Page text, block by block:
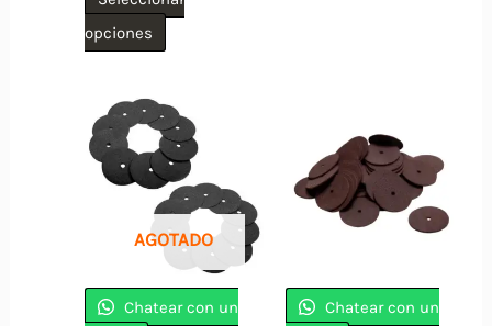
opciones
múltiples
variantes.
Las
opciones
se
pueden
AGOTADO
Chatear con un
Chatear con un